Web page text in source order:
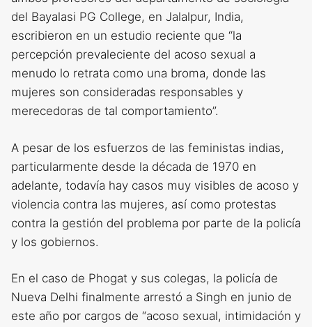
del Bayalasi PG College, en Jalalpur, India,
escribieron en un estudio reciente que “la
percepción prevaleciente del acoso sexual a
menudo lo retrata como una broma, donde las
mujeres son consideradas responsables y
merecedoras de tal comportamiento”.
A pesar de los esfuerzos de las feministas indias,
particularmente desde la década de 1970 en
adelante, todavía hay casos muy visibles de acoso y
violencia contra las mujeres, así como protestas
contra la gestión del problema por parte de la policía
y los gobiernos.
En el caso de Phogat y sus colegas, la policía de
Nueva Delhi finalmente arrestó a Singh en junio de
este año por cargos de “acoso sexual, intimidación y